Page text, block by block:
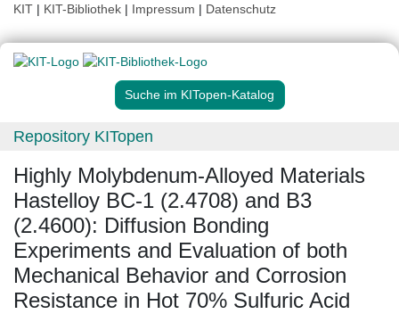
KIT | KIT-Bibliothek | Impressum | Datenschutz
Suche im KITopen-Katalog
Repository KITopen
Highly Molybdenum-Alloyed Materials
Hastelloy BC-1 (2.4708) and B3
(2.4600): Diffusion Bonding
Experiments and Evaluation of both
Mechanical Behavior and Corrosion
Resistance in Hot 70% Sulfuric Acid